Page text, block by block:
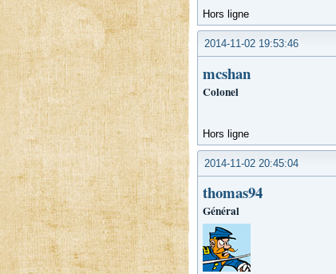
Hors ligne
2014-11-02 19:53:46
mcshan
Colonel
Hors ligne
2014-11-02 20:45:04
thomas94
Général